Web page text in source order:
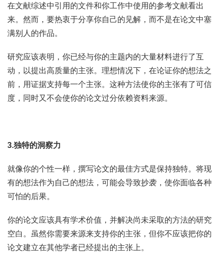
在文献综述中引用的文件和你工作中使用的参考文献看出
来。然而，要热衷于分享你自己的见解，而不是在论文中塞
满别人的作品。
研究应该表明，你已经与你的主题内的大量材料进行了互
动，以提出高质量的主张。理想情况下，在论证你的想法之
前，用证据支持每一个主张。这种方法使你的主张有了可信
度，同时又不会使你的论文过分依赖资料来源。
3.独特的洞察力
就像你的个性一样，撰写论文的最佳方式是保持独特。将现
有的想法作为自己的想法，可能会导致抄袭，使你面临各种
可怕的后果。
你的论文应该具有学术价值，并解决尚未采取的方法的研究
空白。虽然你需要来源来支持你的主张，但你不应该把你的
论文建立在其他学者已经提出的主张上。